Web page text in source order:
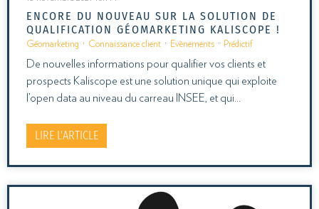
ENCORE DU NOUVEAU SUR LA SOLUTION DE
QUALIFICATION GÉOMARKETING KALISCOPE !
Géomarketing · Connaissance client · Evènements · Prédictif
De nouvelles informations pour qualifier vos clients et
prospects Kaliscope est une solution unique qui exploite
l’open data au niveau du carreau INSEE, et qui…
LIRE L'ARTICLE